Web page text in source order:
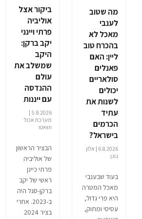
מה שטוב
לענבי
מאכל לא
בהכרח טוב
ליין: האם
פאנלים
סולאריים
יכולים
לשנות את
עתיד
הכרמים
בישראל?
6.8.2026 | אלון
גונן
בעוד שבענבי
מאכל המטרה
היא פרי גדול,
עסיסי ומתוק,
ביקור אצל
אוליביה
פרתי ויינני
יקב ברקן:
היקב
שמשלב את
עולם
ההנדסה
עם ייננות
5.8.2026 |
מערכת אכול
ושאטו
הבציר הראשון
של אוליביה
פרתי כיינן
ראשי של יקב
ברקן-סגל היה
ב-2023. אחרי
בציר 2024